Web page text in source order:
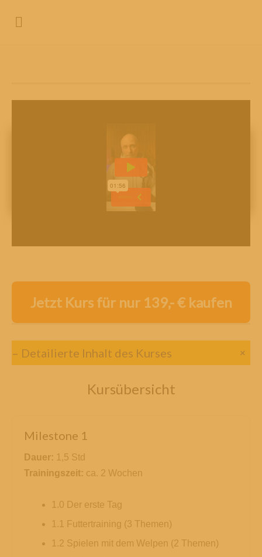
Jetzt Kurs für nur 139,- € kaufen
– Detailierte Inhalt des Kurses +
Kursübersicht
Milestone 1
Dauer: 1,5 Std
Trainingszeit: ca. 2 Wochen
1.0 Der erste Tag
1.1 Futtertraining (3 Themen)
1.2 Spielen mit dem Welpen (2 Themen)